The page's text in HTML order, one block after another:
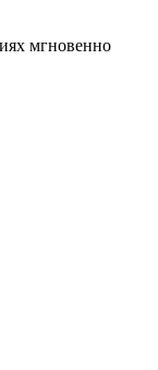
мгновенно